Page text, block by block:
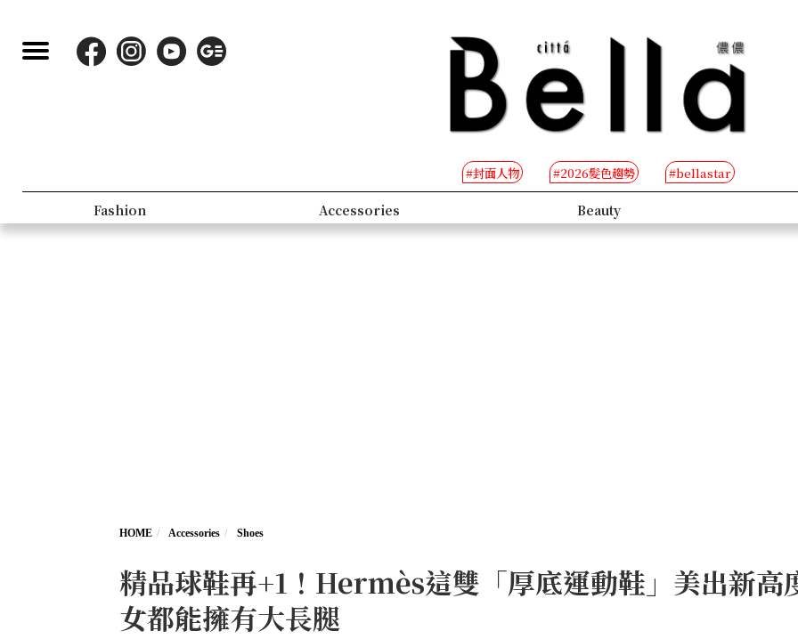
#封面人物 #2026髮色趨勢 #bellastar
Fashion Accessories Beauty
HOME Accessories Shoes
精品球鞋再+1！Hermès這雙「厚底運動鞋」美出新高
女都能擁有大長腿